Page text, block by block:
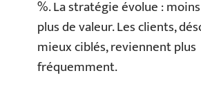
%. La stratégie évolue :
plus de valeur. Les clients,
mieux ciblés, reviennent plus
fréquemment.